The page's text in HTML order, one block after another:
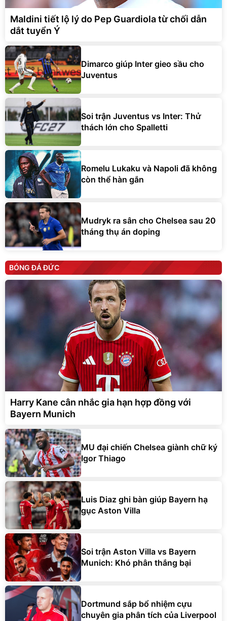
Maldini tiết lộ lý do Pep Guardiola từ chối dẫn
dắt tuyển Ý
Dimarco giúp Inter gieo sầu cho
Juventus
Soi trận Juventus vs Inter: Thử
thách lớn cho Spalletti
Romelu Lukaku và Napoli đã không
còn thể hàn gắn
Mudryk ra sân cho Chelsea sau 20
tháng thụ án doping
BÓNG ĐÁ ĐỨC
Harry Kane cân nhắc gia hạn hợp đồng với
Bayern Munich
MU đại chiến Chelsea giành chữ ký
Igor Thiago
Luis Diaz ghi bàn giúp Bayern hạ
gục Aston Villa
Soi trận Aston Villa vs Bayern
Munich: Khó phân thắng bại
Dortmund sắp bổ nhiệm cựu
chuyên gia phân tích của Liverpool